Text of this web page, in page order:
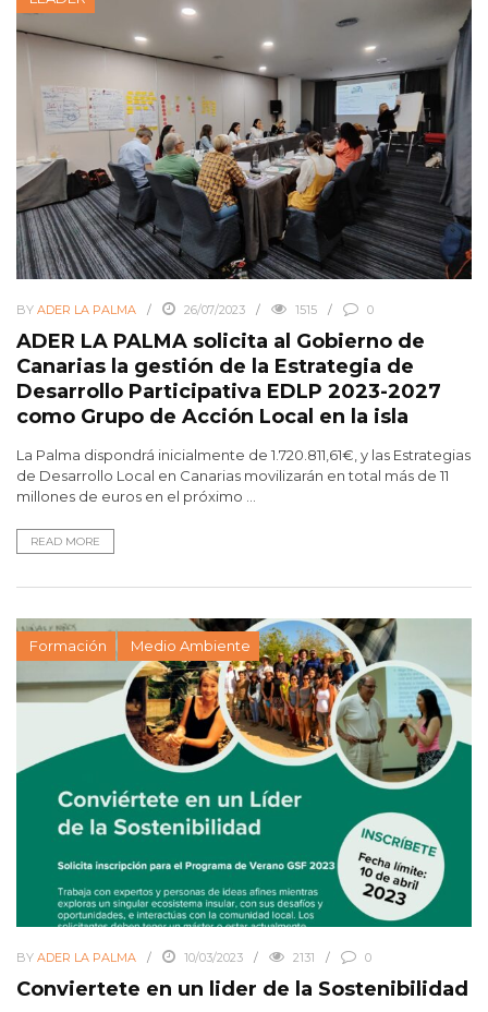
BY ADER LA PALMA 26/07/2023 1515 0
ADER LA PALMA solicita al Gobierno de
Canarias la gestión de la Estrategia de
Desarrollo Participativa EDLP 2023-2027
como Grupo de Acción Local en la isla
La Palma dispondrá inicialmente de 1.720.811,61€, y las Estrategias
de Desarrollo Local en Canarias movilizarán en total más de 11
millones de euros en el próximo ...
READ MORE
Formación Medio Ambiente
BY ADER LA PALMA 10/03/2023 2131 0
Conviertete en un lider de la Sostenibilidad